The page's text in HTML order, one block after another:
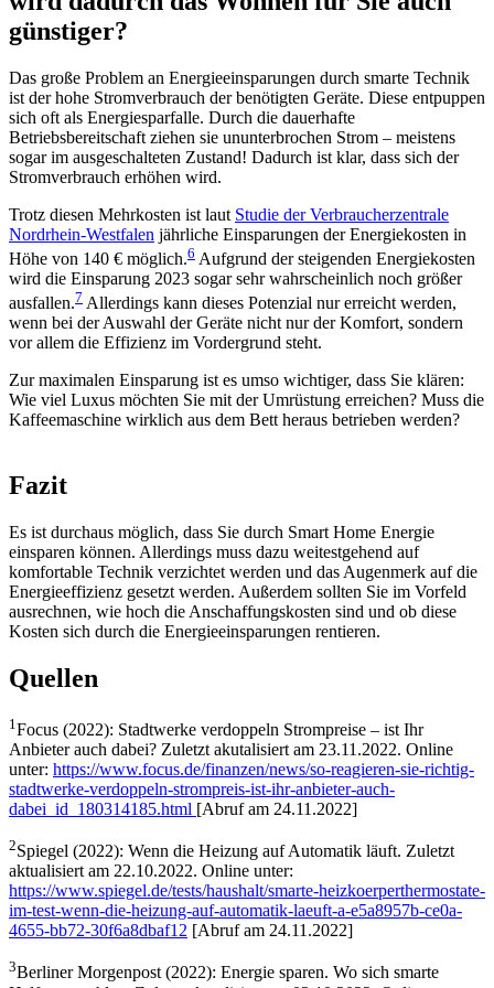
günstiger?
Das große Problem an Energieeinsparungen durch smarte Technik
ist der hohe Stromverbrauch der benötigten Geräte. Diese entpuppen
sich oft als Energiesparfalle. Durch die dauerhafte
Betriebsbereitschaft ziehen sie ununterbrochen Strom – meistens
sogar im ausgeschalteten Zustand! Dadurch ist klar, dass sich der
Stromverbrauch erhöhen wird.
Trotz diesen Mehrkosten ist laut Studie der Verbraucherzentrale
Nordrhein-Westfalen jährliche Einsparungen der Energiekosten in
Höhe von 140 € möglich.6 Aufgrund der steigenden Energiekosten
wird die Einsparung 2023 sogar sehr wahrscheinlich noch größer
ausfallen.7 Allerdings kann dieses Potenzial nur erreicht werden,
wenn bei der Auswahl der Geräte nicht nur der Komfort, sondern
vor allem die Effizienz im Vordergrund steht.
Zur maximalen Einsparung ist es umso wichtiger, dass Sie klären:
Wie viel Luxus möchten Sie mit der Umrüstung erreichen? Muss die
Kaffeemaschine wirklich aus dem Bett heraus betrieben werden?
Fazit
Es ist durchaus möglich, dass Sie durch Smart Home Energie
einsparen können. Allerdings muss dazu weitestgehend auf
komfortable Technik verzichtet werden und das Augenmerk auf die
Energieeffizienz gesetzt werden. Außerdem sollten Sie im Vorfeld
ausrechnen, wie hoch die Anschaffungskosten sind und ob diese
Kosten sich durch die Energieeinsparungen rentieren.
Quellen
1 Focus (2022): Stadtwerke verdoppeln Strompreise – ist Ihr
Anbieter auch dabei? Zuletzt akutalisiert am 23.11.2022. Online
unter: https://www.focus.de/finanzen/news/so-reagieren-sie-richtig-
stadtwerke-verdoppeln-strompreis-ist-ihr-anbieter-auch-
dabei_id_180314185.html [Abruf am 24.11.2022]
2Spiegel (2022): Wenn die Heizung auf Automatik läuft. Zuletzt
aktualisiert am 22.10.2022. Online unter:
https://www.spiegel.de/tests/haushalt/smarte-heizkoerperthermostate-
im-test-wenn-die-heizung-auf-automatik-laeuft-a-e5a8957b-ce0a-
4655-bb72-30f6a8dbaf12 [Abruf am 24.11.2022]
3Berliner Morgenpost (2022): Energie sparen. Wo sich smarte